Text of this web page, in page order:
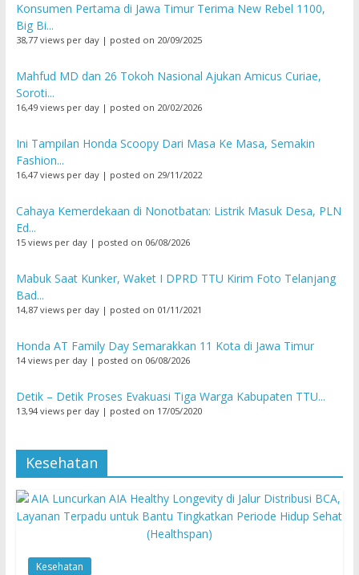
Konsumen Pertama di Jawa Timur Terima New Rebel 1100,
Big Bi...
38,77 views per day| posted on 20/09/2025
Mahfud MD dan 26 Tokoh Nasional Ajukan Amicus Curiae,
Soroti...
16,49 views per day| posted on 20/02/2026
Ini Tampilan Honda Scoopy Dari Masa Ke Masa, Semakin
Fashion...
16,47 views per day| posted on 29/11/2022
Cahaya Kemerdekaan di Nonotbatan: Listrik Masuk Desa, PLN
Ed...
15 views per day| posted on 06/08/2026
Mabuk Saat Kunker, Waket I DPRD TTU Kirim Foto Telanjang
Bad...
14,87 views per day| posted on 01/11/2021
Honda AT Family Day Semarakkan 11 Kota di Jawa Timur
14 views per day| posted on 06/08/2026
Detik – Detik Proses Evakuasi Tiga Warga Kabupaten TTU...
13,94 views per day| posted on 17/05/2020
Kesehatan
Kesehatan